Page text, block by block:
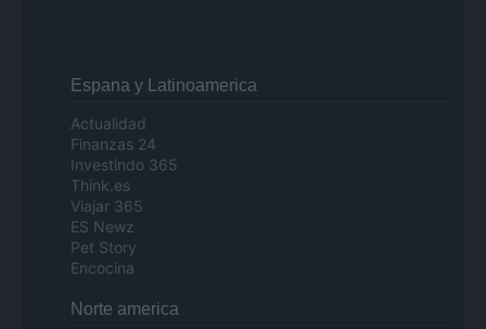
Espana y Latinoamerica
Actualidad
Finanzas 24
Investindo 365
Think.es
Viajar 365
ES Newz
Pet Story
Encocina
Norte america